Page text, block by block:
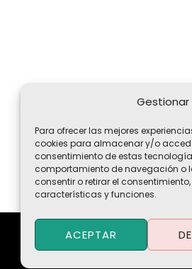
Para ofrecer las mejores
cookies para almacenar y/o
consentimiento de estas
comportamiento de navegación o
consentir o retirar el
características y funciones.
ACEPTARPolítica de
Términos y